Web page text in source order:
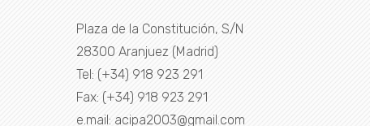
Plaza de la Constitución, S/N
28300 Aranjuez (Madrid)
Tel: (+34) 918 923 291
Fax: (+34) 918 923 291
e.mail: acipa2003@gmail.com